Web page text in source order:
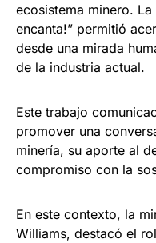
ecosistema minero. La
encanta!” permitió
desde una mirada
de la industria actual.
Este trabajo
promover una
minería, su aporte al
compromiso con la
En este contexto, la
Williams, destacó el